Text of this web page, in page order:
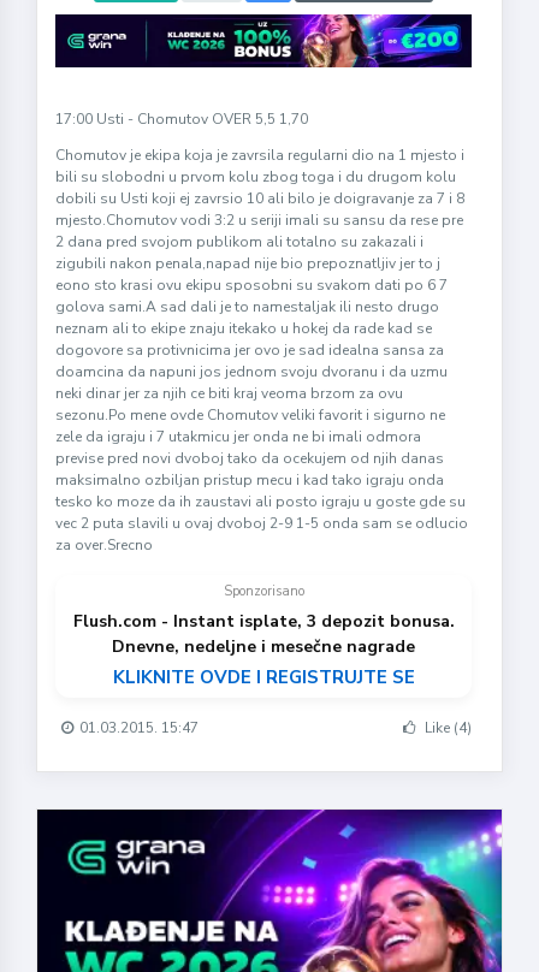
17:00 Usti - Chomutov OVER 5,5 1,70
Chomutov je ekipa koja je zavrsila regularni dio na 1 mjesto i
bili su slobodni u prvom kolu zbog toga i du drugom kolu
dobili su Usti koji ej zavrsio 10 ali bilo je doigravanje za 7 i 8
mjesto.Chomutov vodi 3:2 u seriji imali su sansu da rese pre
2 dana pred svojom publikom ali totalno su zakazali i
zigubili nakon penala,napad nije bio prepoznatljiv jer to j
eono sto krasi ovu ekipu sposobni su svakom dati po 6 7
golova sami.A sad dali je to namestaljak ili nesto drugo
neznam ali to ekipe znaju itekako u hokej da rade kad se
dogovore sa protivnicima jer ovo je sad idealna sansa za
doamcina da napuni jos jednom svoju dvoranu i da uzmu
neki dinar jer za njih ce biti kraj veoma brzom za ovu
sezonu.Po mene ovde Chomutov veliki favorit i sigurno ne
zele da igraju i 7 utakmicu jer onda ne bi imali odmora
previse pred novi dvoboj tako da ocekujem od njih danas
maksimalno ozbiljan pristup mecu i kad tako igraju onda
tesko ko moze da ih zaustavi ali posto igraju u goste gde su
vec 2 puta slavili u ovaj dvoboj 2-9 1-5 onda sam se odlucio
za over.Srecno
Sponzorisano
Flush.com - Instant isplate, 3 depozit bonusa.
Dnevne, nedeljne i mesečne nagrade
KLIKNITE OVDE I REGISTRUJTE SE
01.03.2015. 15:47 Like (4)